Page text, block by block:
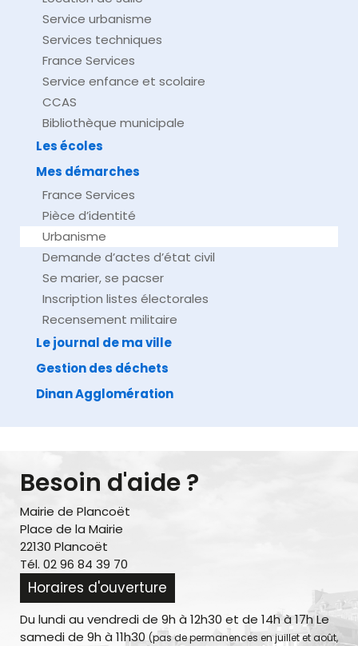
Service urbanisme
Services techniques
France Services
Service enfance et scolaire
CCAS
Bibliothèque municipale
Les écoles
Mes démarches
France Services
Pièce d’identité
Urbanisme
Demande d’actes d’état civil
Se marier, se pacser
Inscription listes électorales
Recensement militaire
Le journal de ma ville
Gestion des déchets
Dinan Agglomération
Besoin d'aide ?
Mairie de Plancoët
Place de la Mairie
22130 Plancoët
Tél. 02 96 84 39 70
Horaires d'ouverture
Du lundi au vendredi de 9h à 12h30 et de 14h à 17h Le
samedi de 9h à 11h30 (pas de permanences en juillet et août,